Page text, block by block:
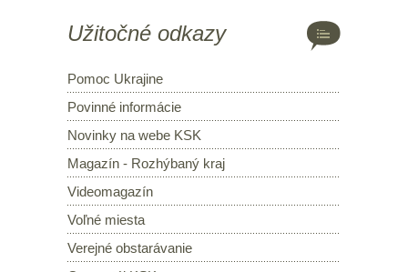
Užitočné odkazy
Pomoc Ukrajine
Povinné informácie
Novinky na webe KSK
Magazín - Rozhýbaný kraj
Videomagazín
Voľné miesta
Verejné obstarávanie